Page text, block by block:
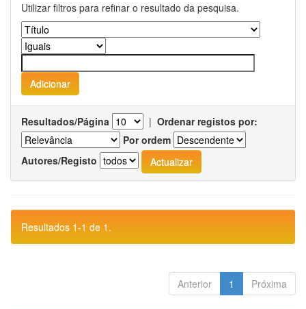
Utilizar filtros para refinar o resultado da pesquisa.
Resultados/Página | Ordenar registos por:
Por ordem
Autores/Registo
Resultados 1-1 de 1.
Anterior 1 Próxima